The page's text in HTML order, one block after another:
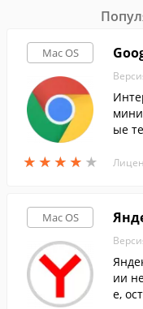
Mac OS
★ ★ ★ ★ ★
★ ★ ★ ★ ★
ые
ым и
Mac OS
ии
е,